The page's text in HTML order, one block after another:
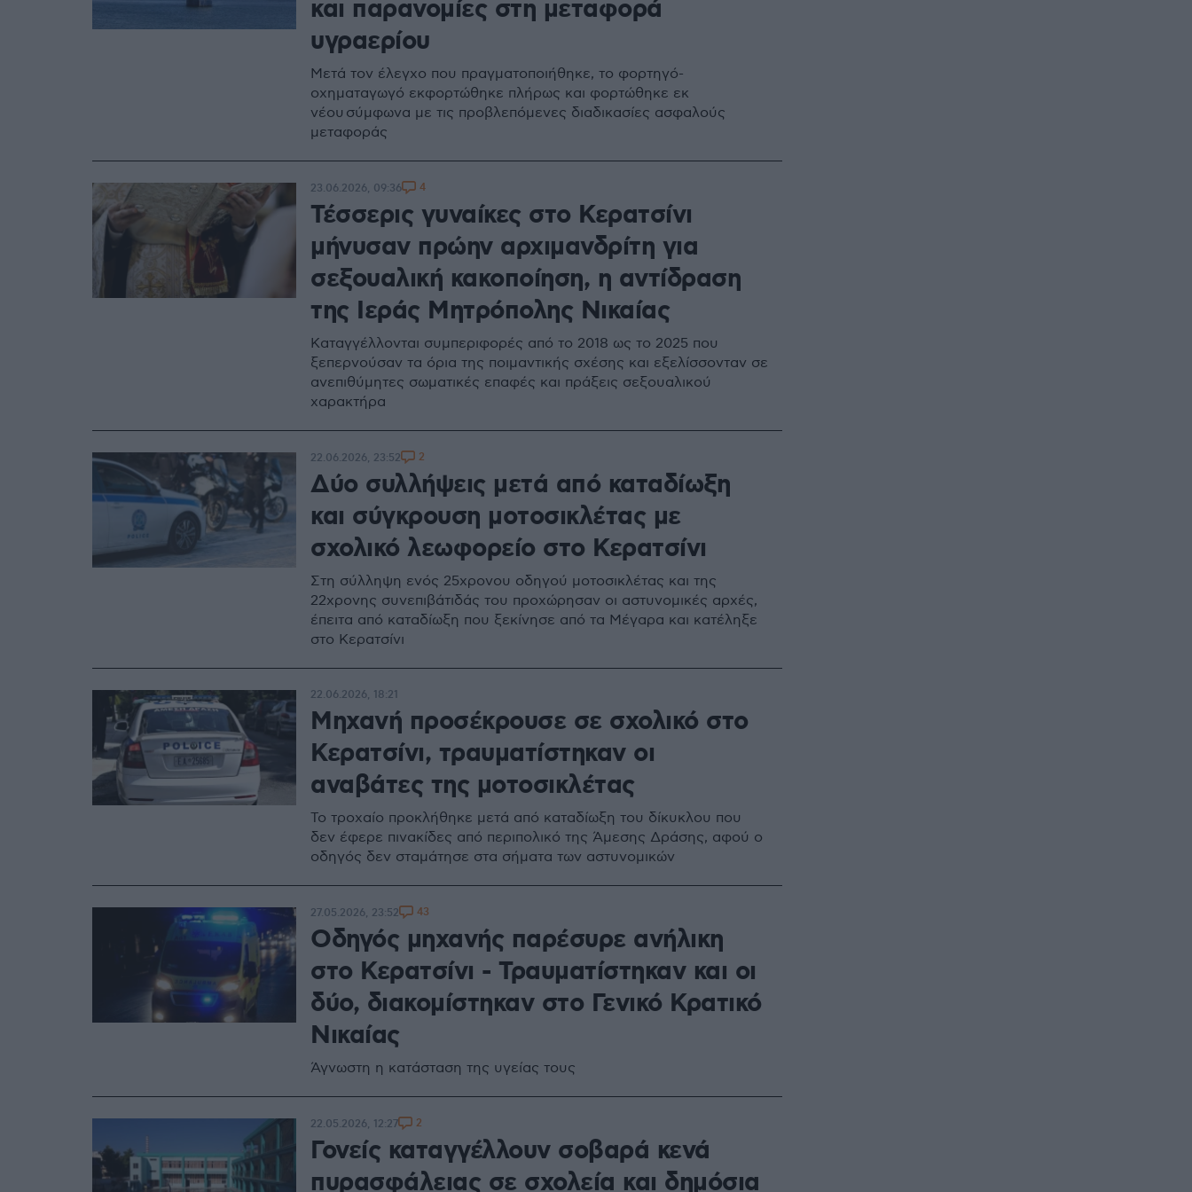
και παρανομίες στη μεταφορά
υγραερίου
Μετά τον έλεγχο που πραγματοποιήθηκε, το φορτηγό-
οχηματαγωγό εκφορτώθηκε πλήρως και φορτώθηκε εκ
νέου σύμφωνα με τις προβλεπόμενες διαδικασίες ασφαλούς
μεταφοράς
Τέσσερις γυναίκες στο Κερατσίνι
μήνυσαν πρώην αρχιμανδρίτη για
σεξουαλική κακοποίηση, η αντίδραση
της Ιεράς Μητρόπολης Νικαίας
Καταγγέλλονται συμπεριφορές από το 2018 ως το 2025 που
ξεπερνούσαν τα όρια της ποιμαντικής σχέσης και εξελίσσονταν σε
ανεπιθύμητες σωματικές επαφές και πράξεις σεξουαλικού
χαρακτήρα
23.06.2026, 09:36 4
Δύο συλλήψεις μετά από καταδίωξη
και σύγκρουση μοτοσικλέτας με
σχολικό λεωφορείο στο Κερατσίνι
Στη σύλληψη ενός 25χρονου οδηγού μοτοσικλέτας και της
22χρονης συνεπιβάτιδάς του προχώρησαν οι αστυνομικές αρχές,
έπειτα από καταδίωξη που ξεκίνησε από τα Μέγαρα και κατέληξε
στο Κερατσίνι
22.06.2026, 23:52 2
Μηχανή προσέκρουσε σε σχολικό στο
Κερατσίνι, τραυματίστηκαν οι
αναβάτες της μοτοσικλέτας
Το τροχαίο προκλήθηκε μετά από καταδίωξη του δίκυκλου που
δεν έφερε πινακίδες από περιπολικό της Άμεσης Δράσης, αφού ο
οδηγός δεν σταμάτησε στα σήματα των αστυνομικών
22.06.2026, 18:21
Οδηγός μηχανής παρέσυρε ανήλικη
στο Κερατσίνι - Τραυματίστηκαν και οι
δύο, διακομίστηκαν στο Γενικό Κρατικό
Νικαίας
Άγνωστη η κατάσταση της υγείας τους
27.05.2026, 23:52 43
Γονείς καταγγέλλουν σοβαρά κενά
πυρασφάλειας σε σχολεία και δημόσια
22.05.2026, 12:27 2